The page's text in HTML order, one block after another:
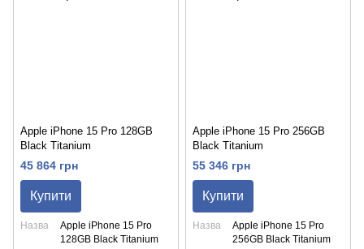
Apple iPhone 15 Pro 128GB
Black Titanium
45 864 грн
Купити
Назва
Apple iPhone 15 Pro
128GB Black Titanium
Apple iPhone 15 Pro 256GB
Black Titanium
55 346 грн
Купити
Назва
Apple iPhone 15 Pro
256GB Black Titanium